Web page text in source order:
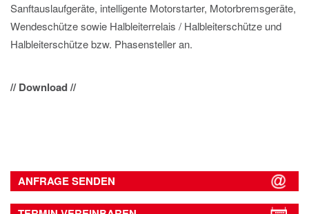
Sanftauslaufgeräte, intelligente Motorstarter, Motorbremsgeräte,
Wendeschütze sowie Halbleiterrelais / Halbleiterschütze und
Halbleiterschütze bzw. Phasensteller an.
// Download //
ANFRAGE SENDEN